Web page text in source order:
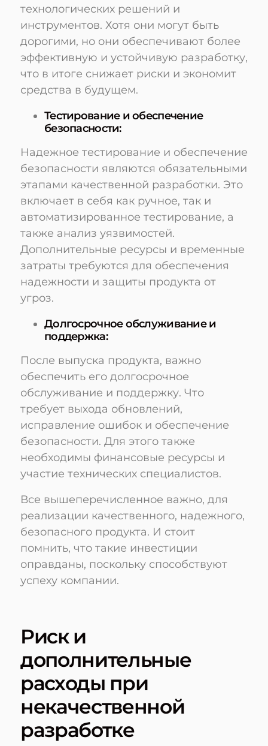
технологических решений и
инструментов. Хотя они могут быть
дорогими, но они обеспечивают более
эффективную и устойчивую разработку,
что в итоге снижает риски и экономит
средства в будущем.
Тестирование и обеспечение
безопасности:
Надежное тестирование и обеспечение
безопасности являются обязательными
этапами качественной разработки. Это
включает в себя как ручное, так и
автоматизированное тестирование, а
также анализ уязвимостей.
Дополнительные ресурсы и временные
затраты требуются для обеспечения
надежности и защиты продукта от
угроз.
Долгосрочное обслуживание и
поддержка:
После выпуска продукта, важно
обеспечить его долгосрочное
обслуживание и поддержку. Что
требует выхода обновлений,
исправление ошибок и обеспечение
безопасности. Для этого также
необходимы финансовые ресурсы и
участие технических специалистов.
Все вышеперечисленное важно, для
реализации качественного, надежного,
безопасного продукта. И стоит
помнить, что такие инвестиции
оправданы, поскольку способствуют
успеху компании.
Риск и
дополнительные
расходы при
некачественной
разработке